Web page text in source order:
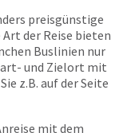
preisgünstige
der Reise bieten
Buslinien nur
und Zielort mit
z.B. auf der Seite
mit dem